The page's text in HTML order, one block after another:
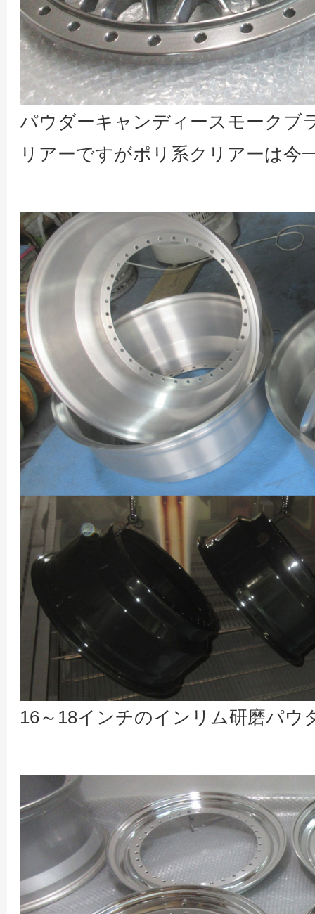
パウダーキャンディースモークブ
リアーですがポリ系クリアーは今
16～18インチのインリム研磨パウ